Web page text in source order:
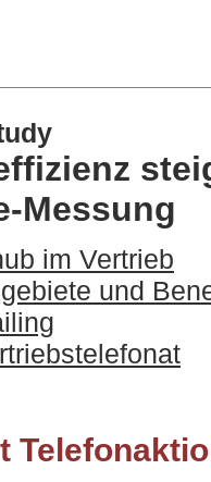
Messung
im Vertrieb
und